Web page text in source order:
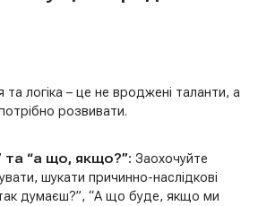
та логіка – це не вроджені таланти, а
розвивати.
та “а що, якщо?”: Заохочуйте
шукати причинно-наслідкові
думаєш?”, “А що буде, якщо ми